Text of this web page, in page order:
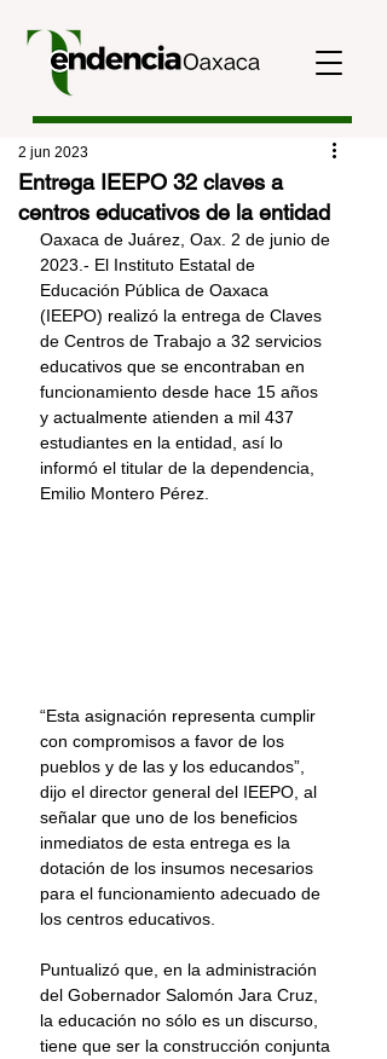
Entrega IEEPO 32 claves a
centros educativos de la entidad
2 jun 2023
Oaxaca de Juárez, Oax. 2 de junio de
2023.- El Instituto Estatal de
Educación Pública de Oaxaca
(IEEPO) realizó la entrega de Claves
de Centros de Trabajo a 32 servicios
educativos que se encontraban en
funcionamiento desde hace 15 años
y actualmente atienden a mil 437
estudiantes en la entidad, así lo
informó el titular de la dependencia,
Emilio Montero Pérez.
“Esta asignación representa cumplir
con compromisos a favor de los
pueblos y de las y los educandos”,
dijo el director general del IEEPO, al
señalar que uno de los beneficios
inmediatos de esta entrega es la
dotación de los insumos necesarios
para el funcionamiento adecuado de
los centros educativos.
Puntualizó que, en la administración
del Gobernador Salomón Jara Cruz,
la educación no sólo es un discurso,
tiene que ser la construcción conjunta